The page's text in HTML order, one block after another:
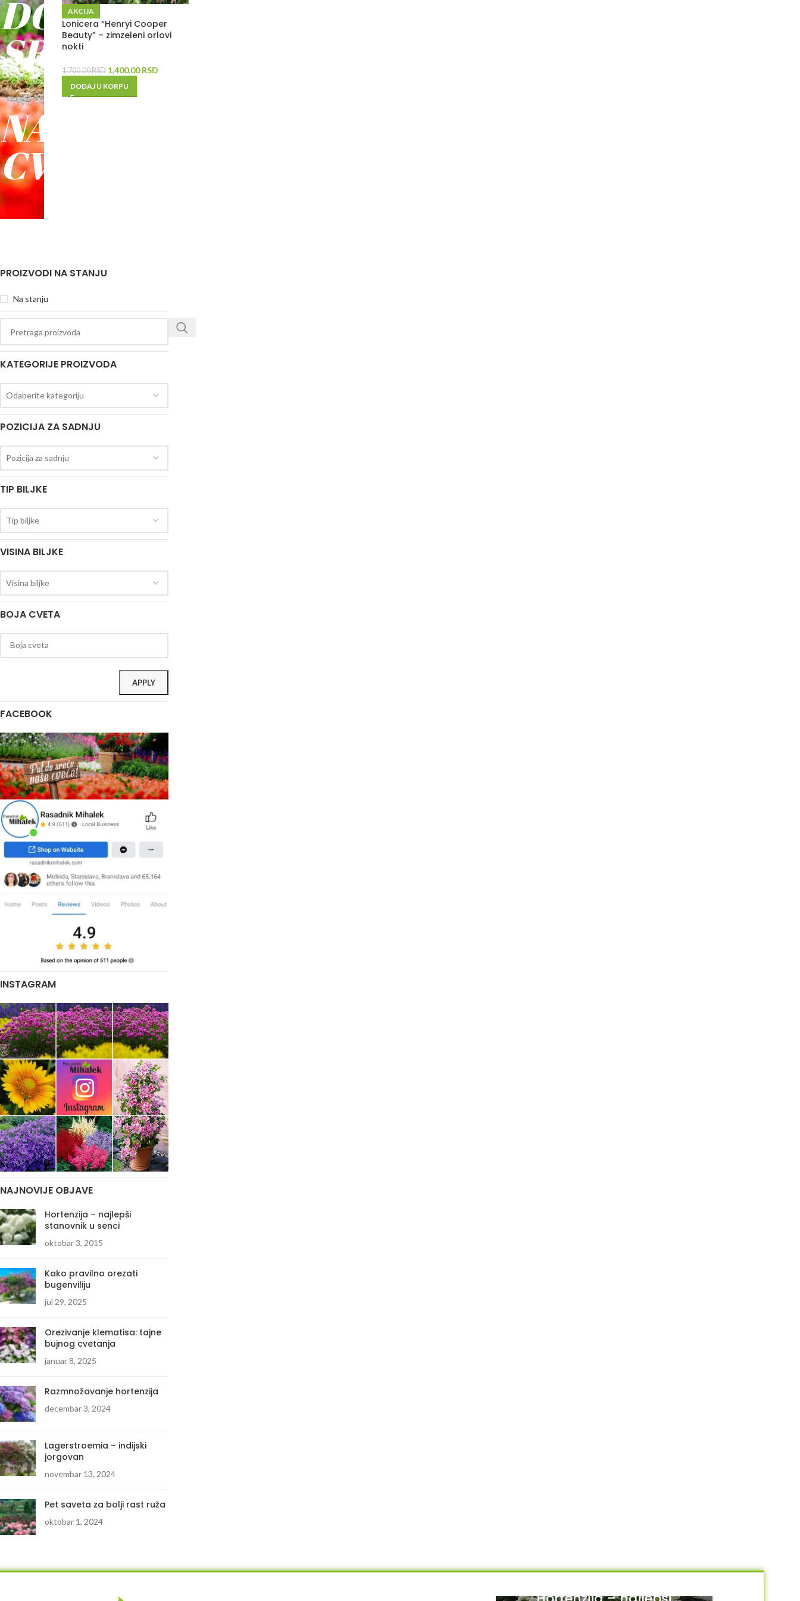
DO
SREĆE
-
NAŠE
CVEĆE
AKCIJA
Lonicera “Henryi Cooper
Beauty” – zimzeleni orlovi
nokti
1,700.00RSD 1,400.00RSD
DODAJ U KORPU
PROIZVODI NA STANJU
Na stanju
KATEGORIJE PROIZVODA
Odaberite kategoriju
POZICIJA ZA SADNJU
Pozicija za sadnju
TIP BILJKE
Tip biljke
VISINA BILJKE
Visina biljke
BOJA CVETA
APPLY
FACEBOOK
INSTAGRAM
NAJNOVIJE OBJAVE
Hortenzija – najlepši
stanovnik u senci
oktobar 3, 2015
Kako pravilno orezati
bugenviliju
jul 29, 2025
Orezivanje klematisa: tajne
bujnog cvetanja
januar 8, 2025
Razmnožavanje hortenzija
decembar 3, 2024
Lagerstroemia – indijski
jorgovan
novembar 13, 2024
Pet saveta za bolji rast ruža
oktobar 1, 2024